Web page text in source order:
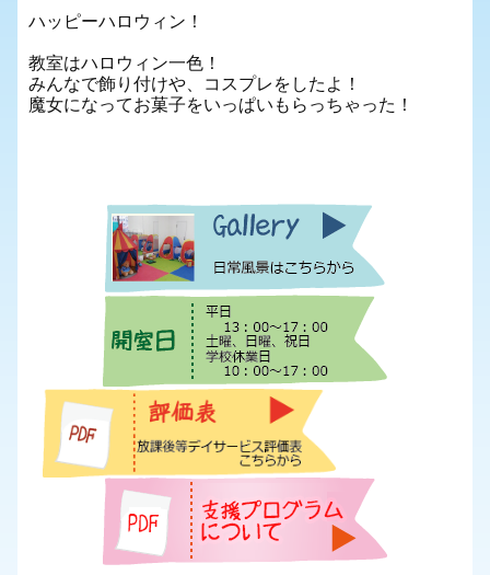
ハッピーハロウィン！
教室はハロウィン一色！
みんなで飾り付けや、コスプレをしたよ！
魔女になってお菓子をいっぱいもらっちゃった！